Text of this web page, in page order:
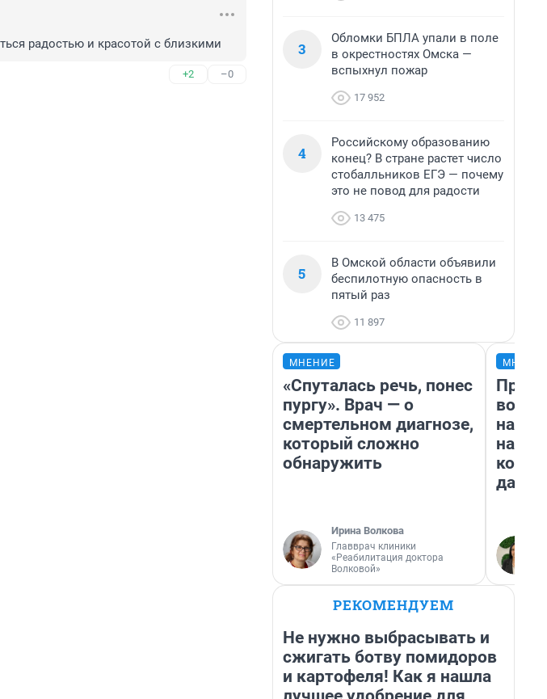
радостью и красотой с близкими
+2 –0
3
Обломки БПЛА упали в поле
в окрестностях Омска —
вспыхнул пожар
17 952
4
Российскому образованию
конец? В стране растет число
стобалльников ЕГЭ — почему
это не повод для радости
13 475
5
В Омской области объявили
беспилотную опасность в
пятый раз
11 897
МНЕНИЕ
«Спуталась речь, понес
пургу». Врач — о
смертельном диагнозе,
который сложно
обнаружить
Ирина Волкова
Главврач клиники
«Реабилитация доктора
Волковой»
нам
даже
РЕКОМЕНДУЕМ
Не нужно выбрасывать и
сжигать ботву помидоров
и картофеля! Как я нашла